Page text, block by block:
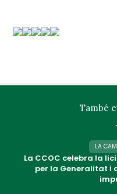
També
LA
La CCOC celebra la
per la Generalitat i